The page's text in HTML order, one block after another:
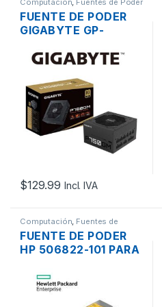
FUENTE DE PODER
GIGABYTE GP-
PLUS GOLD
$129.99 Incl. IVA
Computación Fuentes de
Poder Servidores - PCs
FUENTE DE PODER
HP 506822-101 PARA
G6 / G7 DE 750W 12V
REDUNDANTE HOT